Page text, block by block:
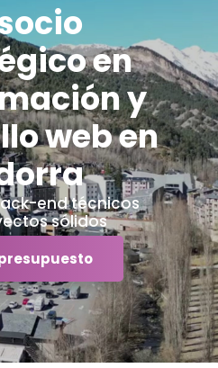
en
y
web en
end técnicos
sólidos